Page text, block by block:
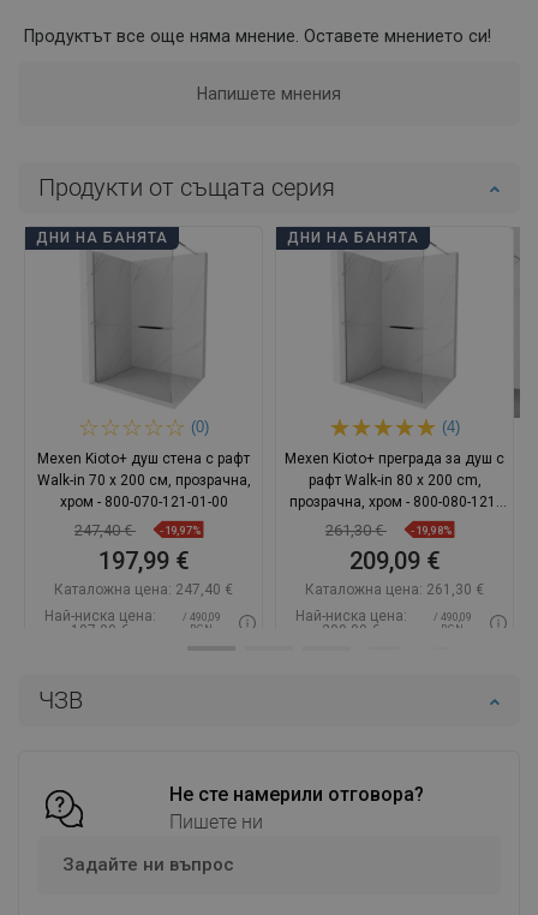
ЧЗВ
Не сте намерили отговора?
Пишете ни
Задайте ни въпрос
Продуктът все още няма мнение. Оставете мнението си!
Напишете мнения
Продукти от същата серия
ДНИ НА БАНЯТА
(0)
Mexen Kioto+ душ стена с рафт
Walk-in 70 x 200 см, прозрачна,
хром - 800-070-121-01-00
247,40 € -19,97%
197,99 €
Каталожна цена: 247,40 €
Най-ниска цена:
197,99 €
/ 490,09
BGN
Добави в количката
ДНИ НА БАНЯТА
(4)
Mexen Kioto+ преграда за душ с
рафт Walk-in 80 x 200 cm,
прозрачна, хром - 800-080-121-
01-00
261,30 € -19,98%
209,09 €
Каталожна цена: 261,30 €
Най-ниска цена:
209,09 €
/ 490,09
BGN
Добави в количката